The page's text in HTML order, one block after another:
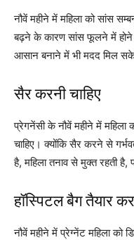
नौवें महीने में महिला को सांस
बढ़ने के कारण सांस फूलने में होने
आसान बनाने में भी मदद मिल
सैर करनी चाहिए
प्रेगनेंसी के नौवें महीने में महिला
चाहिए। क्योंकि सैर करने से
है, महिला तनाव से मुक्त रहती है,
हॉस्पिटल बैग तैयार
नौवें महीने में प्रेग्नेंट महिला को